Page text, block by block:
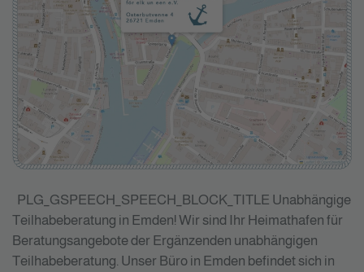
PLG_GSPEECH_SPEECH_BLOCK_TITLE Unabhängige
Teilhabeberatung in Emden! Wir sind Ihr Heimathafen für
Beratungsangebote der Ergänzenden unabhängigen
Teilhabeberatung. Unser Büro in Emden befindet sich in